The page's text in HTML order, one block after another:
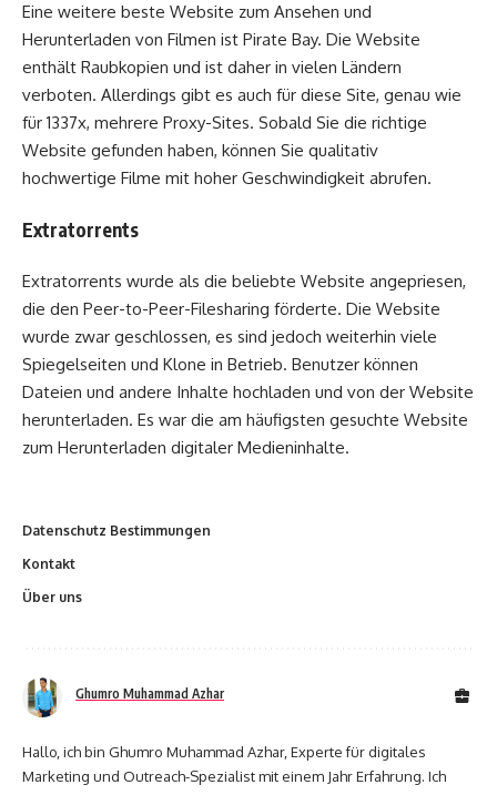
Eine weitere beste Website zum Ansehen und
Herunterladen von Filmen ist Pirate Bay. Die Website
enthält Raubkopien und ist daher in vielen Ländern
verboten. Allerdings gibt es auch für diese Site, genau wie
für 1337x, mehrere Proxy-Sites. Sobald Sie die richtige
Website gefunden haben, können Sie qualitativ
hochwertige Filme mit hoher Geschwindigkeit abrufen.
Extratorrents
Extratorrents wurde als die beliebte Website angepriesen,
die den Peer-to-Peer-Filesharing förderte. Die Website
wurde zwar geschlossen, es sind jedoch weiterhin viele
Spiegelseiten und Klone in Betrieb. Benutzer können
Dateien und andere Inhalte hochladen und von der Website
herunterladen. Es war die am häufigsten gesuchte Website
zum Herunterladen digitaler Medieninhalte.
Datenschutz Bestimmungen
Kontakt
Über uns
Ghumro Muhammad Azhar
Hallo, ich bin Ghumro Muhammad Azhar, Experte für digitales
Marketing und Outreach-Spezialist mit einem Jahr Erfahrung. Ich